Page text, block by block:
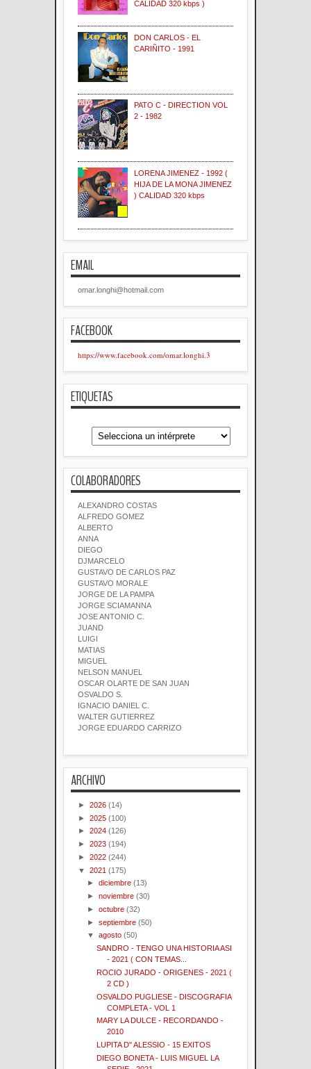
CALIDAD 320 kbps )
DON CARLOS - EL
CARIÑITO - 1991
PATO C - DIRECTION VOL
2 - 1982
LORENA JIMENEZ - 1992 (
HIJA DE LA MONA JIMENEZ
) CALIDAD 320 kbps
EMAIL
omar.longhi@hotmail.com
FACEBOOK
https://www.facebook.com/omar.longhi.3
ETIQUETAS
COLABORADORES
ALEXANDRO COSTAS
ALFREDO GOMEZ
ALBERTO
ANNA
DIEGO
DJMARCELO
GUSTAVO DE CARLOS PAZ
GUSTAVO MORALE
JORGE DE LA PAMPA
JORGE SCIAMANNA
JOSE ANTONIO C.
JUAND
LUIGI
MATIAS
MIGUEL
NELSON MANUEL
OSCAR OLARTE DE SAN JUAN
OSVALDO S.
IGNACIO DANIEL C.
WALTER GUTIERREZ
JORGE EDUARDO CARRIZO
ARCHIVO
► 2026 (14)
► 2025 (100)
► 2024 (126)
► 2023 (194)
► 2022 (244)
▼ 2021 (175)
►diciembre (13)
►noviembre (30)
►octubre (32)
►septiembre (50)
▼agosto (50)
SANDRO - TENGO UNA HISTORIA ASI
- 2021 ( CON TEMAS...
ROCIO JURADO - ORIGENES - 2021 (
2 CD )
OSVALDO PUGLIESE - DISCOGRAFIA
COMPLETA - VOL 1
MARY LA DULCE - RECORDANDO -
2010
LUPITA D" ALESSIO - 15 EXITOS
DIEGO BONETA - LUIS MIGUEL LA